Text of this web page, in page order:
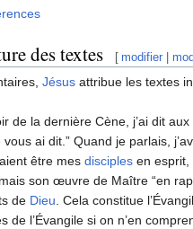
des textes [ modifier |
Jésus attribue les textes
de la dernière Cène, j’ai dit aux
vous ai dit.” Quand je parlais,
être mes disciples en esprit,
son œuvre de Maître “en
de Dieu. Cela constitue
de l’Évangile si on n’en